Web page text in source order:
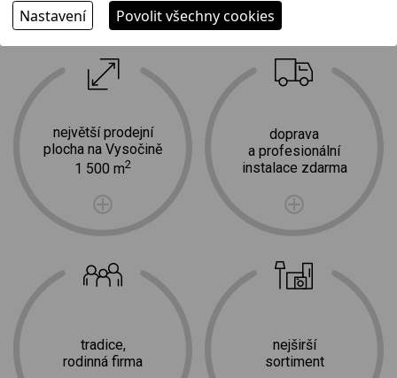
Proč jít k nám?
největší prodejní
plocha na Vysočině
1 500 m2
tradice,
rodinná firma
doprava
a profesionální
instalace zdarma
nejširší
sortiment
Nastavení Povolit všechny cookies